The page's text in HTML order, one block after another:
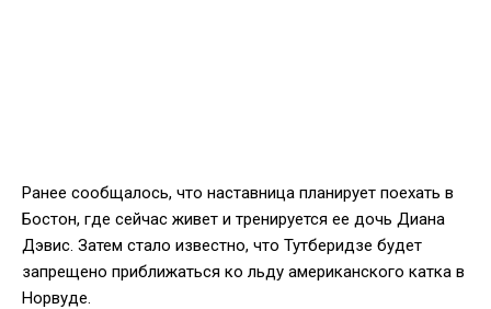
Ранее сообщалось, что наставница планирует поехать в
Бостон, где сейчас живет и тренируется ее дочь Диана
Дэвис. Затем стало известно, что Тутберидзе будет
запрещено приближаться ко льду американского катка в
Норвуде.